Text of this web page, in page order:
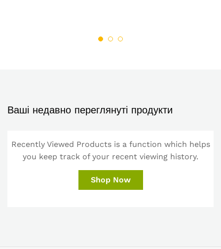
Ваші недавно переглянуті продукти
Recently Viewed Products is a function which helps
you keep track of your recent viewing history.
Shop Now